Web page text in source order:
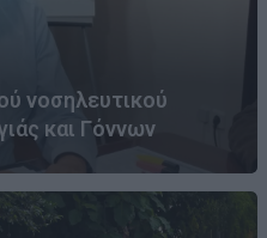
νοσηλευτικού
και Γόννων